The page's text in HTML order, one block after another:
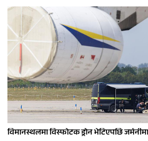
विमानस्थलमा विस्फोटक ड्रोन भेटिएपछि